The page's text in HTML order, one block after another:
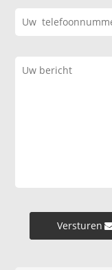
Versturen »